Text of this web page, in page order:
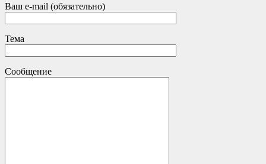
Ваш e-mail (обязательно)
Тема
Сообщение